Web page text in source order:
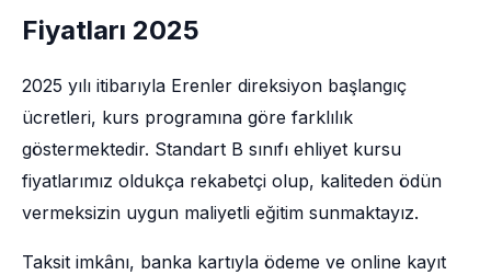
Fiyatları 2025
2025 yılı itibarıyla Erenler direksiyon başlangıç
ücretleri, kurs programına göre farklılık
göstermektedir. Standart B sınıfı ehliyet kursu
fiyatlarımız oldukça rekabetçi olup, kaliteden ödün
vermeksizin uygun maliyetli eğitim sunmaktayız.
Taksit imkânı, banka kartıyla ödeme ve online kayıt